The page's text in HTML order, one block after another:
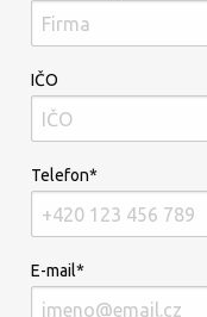
IČO
Telefon*
E-mail*